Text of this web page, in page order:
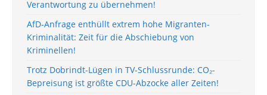
Verantwortung zu übernehmen!
AfD-Anfrage enthüllt extrem hohe Migranten-
Kriminalität: Zeit für die Abschiebung von
Kriminellen!
Trotz Dobrindt-Lügen in TV-Schlussrunde: CO₂-
Bepreisung ist größte CDU-Abzocke aller Zeiten!